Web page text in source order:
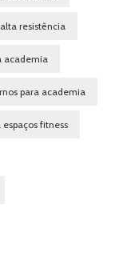
resistência
academia
para academia
espaços fitness